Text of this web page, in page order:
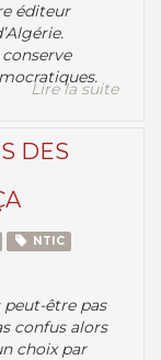
éditeur
Lire la suite
DES
NTIC
être pas
confus alors
choix par